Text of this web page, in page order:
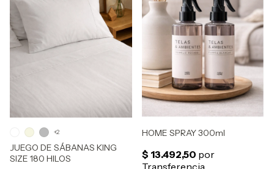
JUEGO DE SÁBANAS KING
SIZE 180 HILOS
+2 HOME SPRAY 300ml